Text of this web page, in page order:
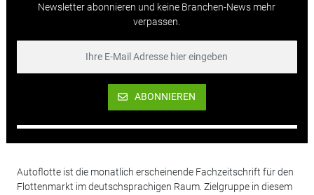
Newsletter abonnieren und keine Branchen-News mehr
verpassen.
ABONNIEREN
Autoflotte ist die monatlich erscheinende Fachzeitschrift für den
Flottenmarkt im deutschsprachigen Raum. Zielgruppe in diesem